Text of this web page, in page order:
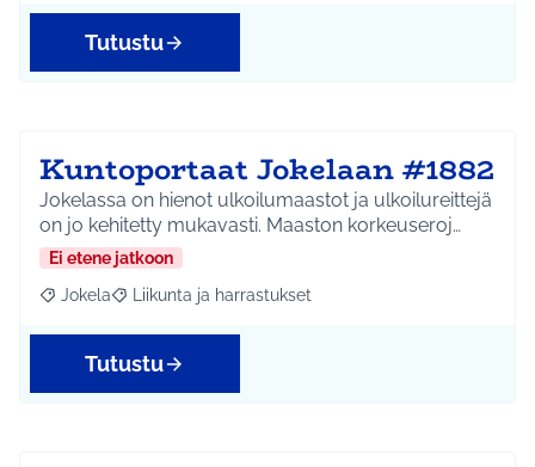
Tutustu
Kuntoportaat Jokelaan #1882
Jokelassa on hienot ulkoilumaastot ja ulkoilureittejä
on jo kehitetty mukavasti. Maaston korkeuseroj…
Ei etene jatkoon
Rajaa tulokset aihepiirin mukaan: Jokela
Jokela Rajaa tulokset teeman mukaan: Liikunta ja
Liikunta ja harrastukset
Tutustu